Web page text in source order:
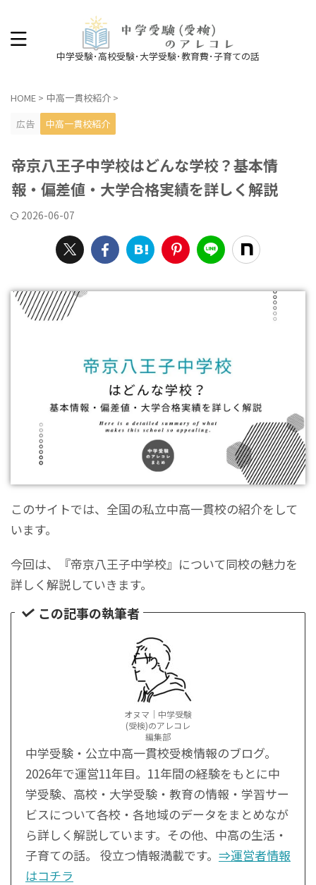
中学受験･高校受験･大学受験･教育費･子育ての話
HOME > 中高一貫校紹介 >
広告
中高一貫校紹介
帝京八王子中学校はどんな学校？基本情
報・偏差値・大学合格実績を詳しく解説
2026-06-07
このサイトでは、全国の私立中高一貫校の紹介をして
います。
今回は、『帝京八王子中学校』について同校の魅力を
詳しく解説していきます。
この記事の執筆者
オヌマ｜中学受験
(受検)のアレコレ
編集部
中学受験・公立中高一貫校受検情報のブログ。
2026年で運営11年目。11年間の経験をもとに中
学受験、高校・大学受験・教育の情報・学習サー
ビスについて各校・各地域のデータをまとめなが
ら詳しく解説しています。その他、中高の生活・
子育ての話。 役立つ情報満載です。 ⇒運営者情報
はコチラ